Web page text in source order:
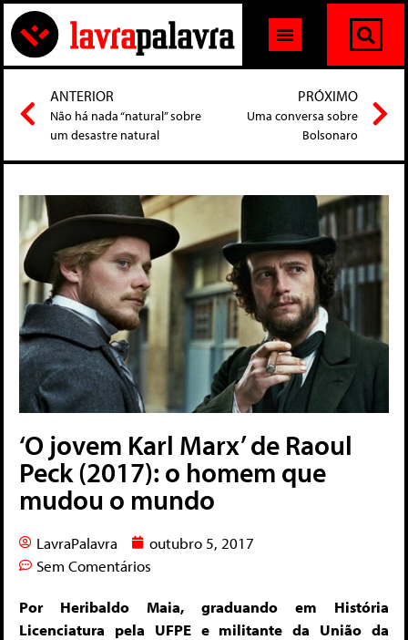
ANTERIOR
Não há nada “natural” sobre
um desastre natural
PRÓXIMO
Uma conversa sobre
Bolsonaro
‘O jovem Karl Marx’ de Raoul
Peck (2017): o homem que
mudou o mundo
LavraPalavra
outubro 5, 2017
Sem Comentários
Por Heribaldo Maia, graduando em História
Licenciatura pela UFPE e militante da União da